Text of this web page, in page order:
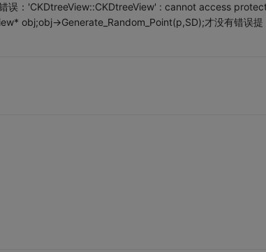
误：'CKDtreeView::CKDtreeView' : cannot access
obj;obj->Generate_Random_Point(p,SD);才没有错误提